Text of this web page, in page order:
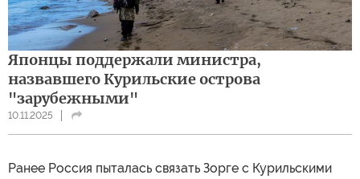
Японцы поддержали министра,
назвавшего Курильские острова
"зарубежными"
10.11.2025
Ранее Россия пыталась связать Зорге с Курильскими